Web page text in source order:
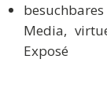
Media,
Exposé